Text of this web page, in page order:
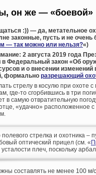
он же — «боевой»
:)) — да, метательное
законные, пусть и не
— так можно или нельзя?«)
2 августа 2019 года
Федеральный закон «Об
и о внесении
формально разрешающий
стрелу в косулю при охоте
где-то сгорбившись в три
в самую отвратительную
«удачно» расположенное
стрелка и охотника –
оптический прицел (см. «
усталости плеч, поскольку
составлять не менее 100